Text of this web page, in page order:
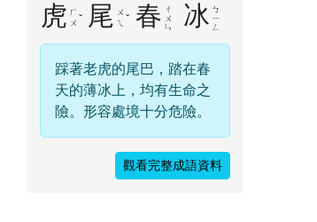
虎 ㄏ
ㄨ ˇ 尾
ㄨ
ㄟ ˇ 春 ㄔ
ㄨ
ㄣ
冰 ㄅ
ㄧ
ㄥ
踩著老虎的尾巴，踏在春
天的薄冰上，均有生命之
險。形容處境十分危險。
觀看完整成語資料